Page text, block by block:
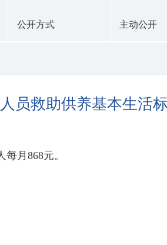
公开方式 主动公开
员救助供养基本生活
月868元。